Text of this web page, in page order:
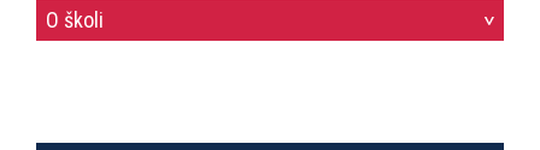
O školi >